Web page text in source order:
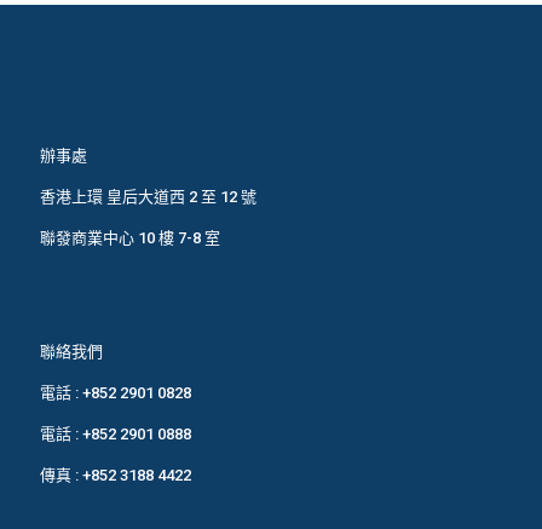
辦事處
香港上環 皇后大道西 2 至 12 號
聯發商業中心 10 樓 7-8 室
聯絡我們
電話 : +852 2901 0828
電話 : +852 2901 0888
傳真 : +852 3188 4422